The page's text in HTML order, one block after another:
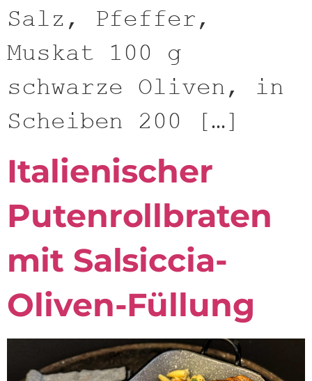
Salz, Pfeffer,
Muskat 100 g
schwarze Oliven, in
Scheiben 200 […]
Italienischer
Putenrollbraten
mit Salsiccia-
Oliven-Füllung